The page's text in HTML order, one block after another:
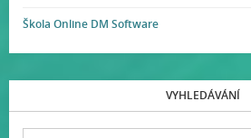
Škola Online DM Software
VYHLEDÁVÁNÍ